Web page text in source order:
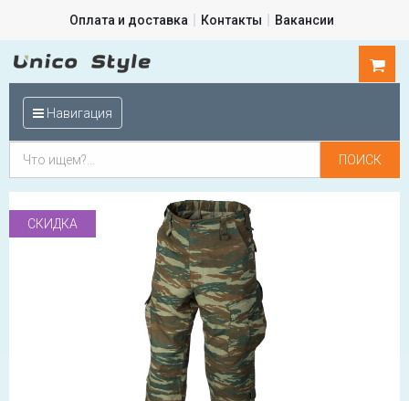
Оплата и доставка Контакты Вакансии
Навигация
СКИДКА